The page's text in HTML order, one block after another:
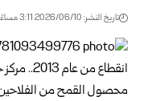
تاريخ النشر: 2026/06/10 3:11 مساءً